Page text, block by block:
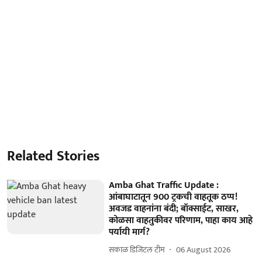
Related Stories
Amba Ghat Traffic Update :
आंबाघाटातून 900 ट्रकची वाहतूक ठप्प!
अवजड वाहनांना बंदी; बॉक्साईट, साखर,
कोळसा वाहतुकीवर परिणाम, पाहा काय आहे
पर्यायी मार्ग?
सकाळ डिजिटल टीम 06 August 2026